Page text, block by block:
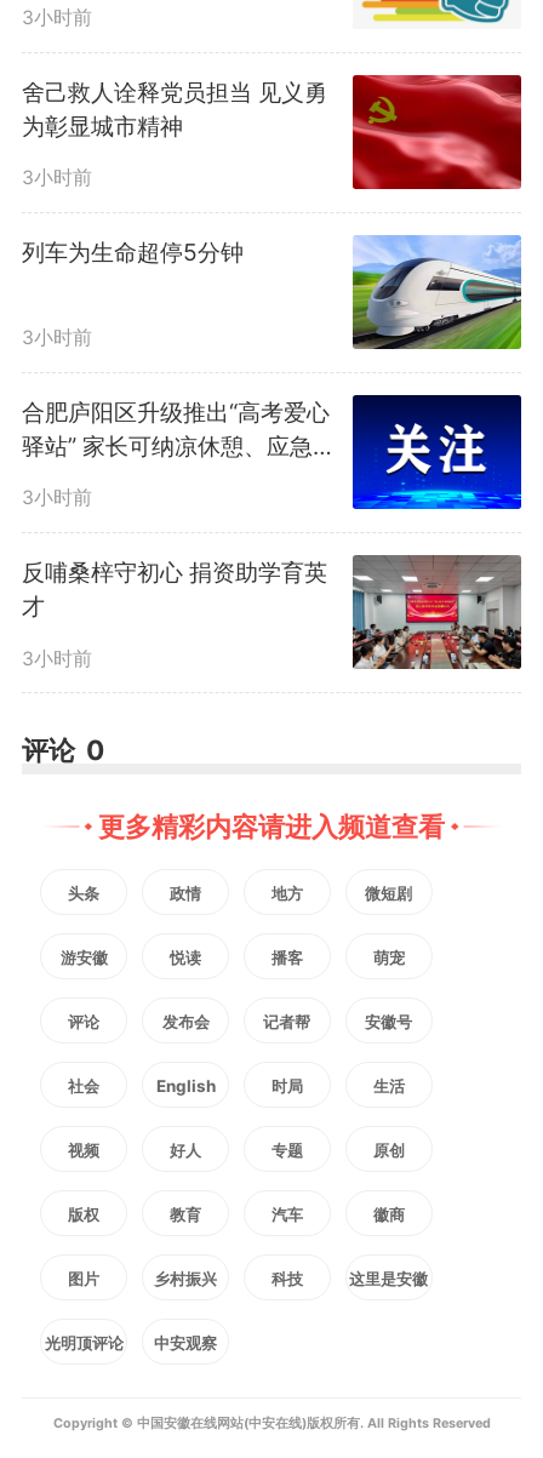
姓受难，14岁毅然参军，成为一名
八路军战士。1945年，他随部队
伏击过境日军车辆，圆满完成作战
任务并成功俘获多人。此后，他跟
随部队转战南北，冲锋在前，先后
参与孟良崮、淮海等多场重大战
役，历经无数战火洗礼。1966
年，刘忠太转业到阜阳，扎根地方
默默耕耘，先后在多个单位任职，
直至从原阜阳地区供销社离休，用
半生坚守奉献地方发展。
探访结束时，亓飞飞向老前辈
敬上标准军礼。病床上的刘忠太强
忍身体不适，颤抖着抬手，用尽全
身力气郑重回敬军礼。
2356
3小时前
舍己救人诠释党员担当 见义勇
为彰显城市精神
3小时前
列车为生命超停5分钟
3小时前
合肥庐阳区升级推出“高考爱心
驿站” 家长可纳凉休憩、应急如
3小时前
反哺桑梓守初心 捐资助学育英
才
3小时前
评论 0
更多精彩内容请进入频道查看
头条 政情 地方 微短剧
游安徽 悦读 播客 萌宠
评论 发布会 记者帮 安徽号
社会 English 时局 生活
视频 好人 专题 原创
版权 教育 汽车 徽商
图片 乡村振兴 科技 这里是安徽
光明顶评论 中安观察
Copyright © 中国安徽在线网站(中安在线)版权所有. All Rights Reserved